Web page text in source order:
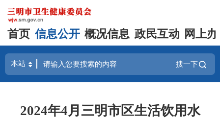
首页 信息公开 概况信息 政民互动 网上
搜一下
2024年4月三明市区生活饮用水